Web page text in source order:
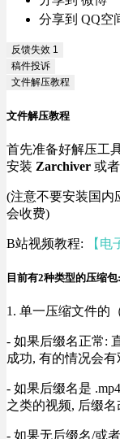
分享到 QQ空
反馈失效 1
稿件投诉
文件解压教程
文件解压教程
首先准备好解压工
安装 Zarchiver 或者
(注意不要安装国内
会收费)
B站视频教程: 【
目前有2种类型的压缩包:
1. 单一压缩文件的
- 如果后缀名正常:
成功, 有的情况会
- 如果后缀名是
之类的视频, 后缀
- 如果无后缀名/或